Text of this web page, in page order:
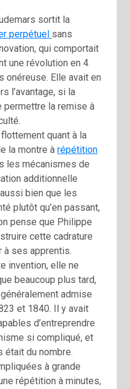
sortit la
perpétuel sans
qui comportait
une révolution en 4
onéreuse. Elle avait en
l’avantage, si la
permettre la remise à
quant à la
la montre àrépétition
les mécanismes de
additionnelle
bien que les
plutôt qu’en passant,
pense que Philippe
cette cadrature
à ses apprentis.
invention, elle ne
beaucoup plus tard,
admise
et 1840. Il y avait
d’entreprendre
si compliqué, et
était du nombre.
à grande
répétition à minutes,